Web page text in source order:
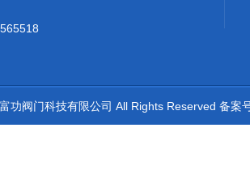
功阀门科技有限公司 All Rights Reserved 备案